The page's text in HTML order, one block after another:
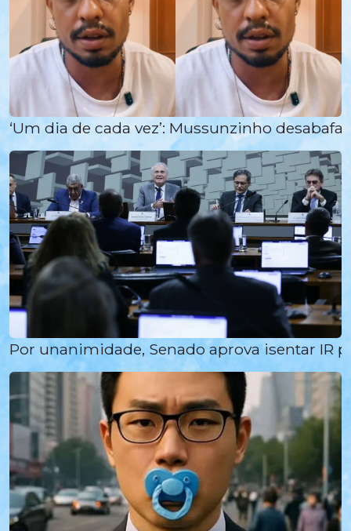
‘Um dia de cada vez’: Mussunzinho
Por unanimidade, Senado aprova isentar IR